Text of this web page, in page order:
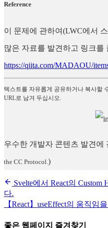
Reference
이 문제에 관하여(LWC에서
많은 자료를 발견하고 링크를
https://qiita.com/MADAOU/
텍스트를 자유롭게 공유하거나 복사할
URL로 남겨 두십시오.
우수한 개발자 콘텐츠 발견에
the CC Protocol.)
Svelte에서 React의
다.
【React】useEffect의 움직임
좋은 웹페이지 즐겨찾기